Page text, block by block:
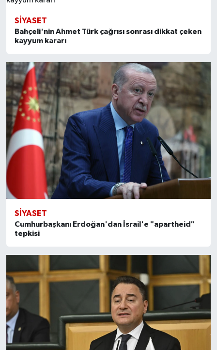
SİYASET
Bahçeli'nin Ahmet Türk çağrısı sonrası dikkat çeken
kayyum kararı
SİYASET
Cumhurbaşkanı Erdoğan'dan İsrail'e "apartheid"
tepkisi